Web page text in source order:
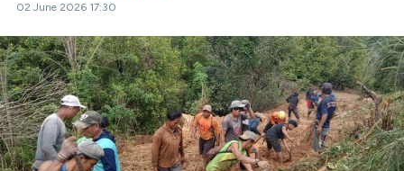
02 June 2026 17:30